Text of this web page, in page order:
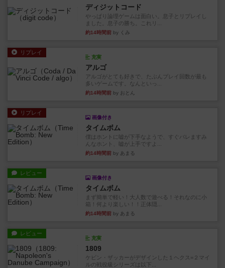
ディジットコード
やっぱり論理ゲームは面白い。息子とリプレイし
ました。息子の勝ち。これリ...
約14時間前 by くみ
リプレイ
充実
アルゴ
アルゴがとても好きで、たぶんプレイ回数が最も
多いゲームです。なんといっ...
約14時間前 by おとん
リプレイ
画像付き
タイムボム
僕はホントに嘘が下手なようで、すぐバレますみ
んなホント、嘘が上手ですよ...
約14時間前 by あまる
レビュー
画像付き
タイムボム
まず簡単で軽い！大人数で遊べる！それなのに小
箱！何より楽しい！！正体隠...
約14時間前 by あまる
レビュー
充実
1809
ケビン・ザッカーがデザインした１ヘクス=２マイ
ルの戦役級シリーズは以下...